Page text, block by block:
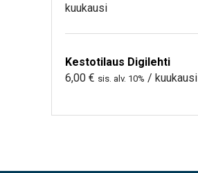
kuukausi
Kestotilaus Digilehti
6,00 € sis. alv. 10% / kuukausi